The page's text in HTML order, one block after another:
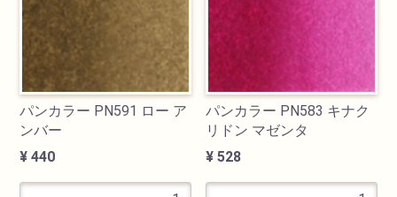
パンカラー PN591 ロー ア
ンバー
¥ 440
パンカラー PN583 キナク
リドン マゼンタ
¥ 528